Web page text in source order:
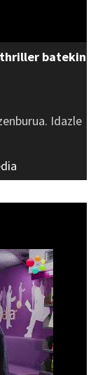
batekin
Idazle